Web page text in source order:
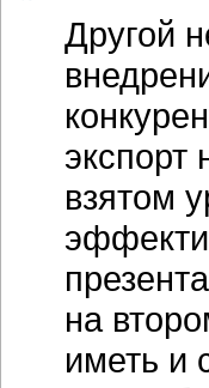
Другой
взятом
на
иметь и